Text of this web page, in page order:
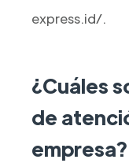
express.id/.
¿Cuáles
de
empresa?